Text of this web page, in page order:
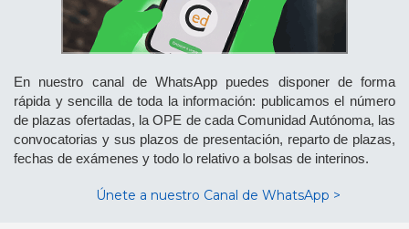
En nuestro canal de WhatsApp puedes disponer de forma
rápida y sencilla de toda la información: publicamos el número
de plazas ofertadas, la OPE de cada Comunidad Autónoma, las
convocatorias y sus plazos de presentación, reparto de plazas,
fechas de exámenes y todo lo relativo a bolsas de interinos.
Únete a nuestro Canal de WhatsApp >